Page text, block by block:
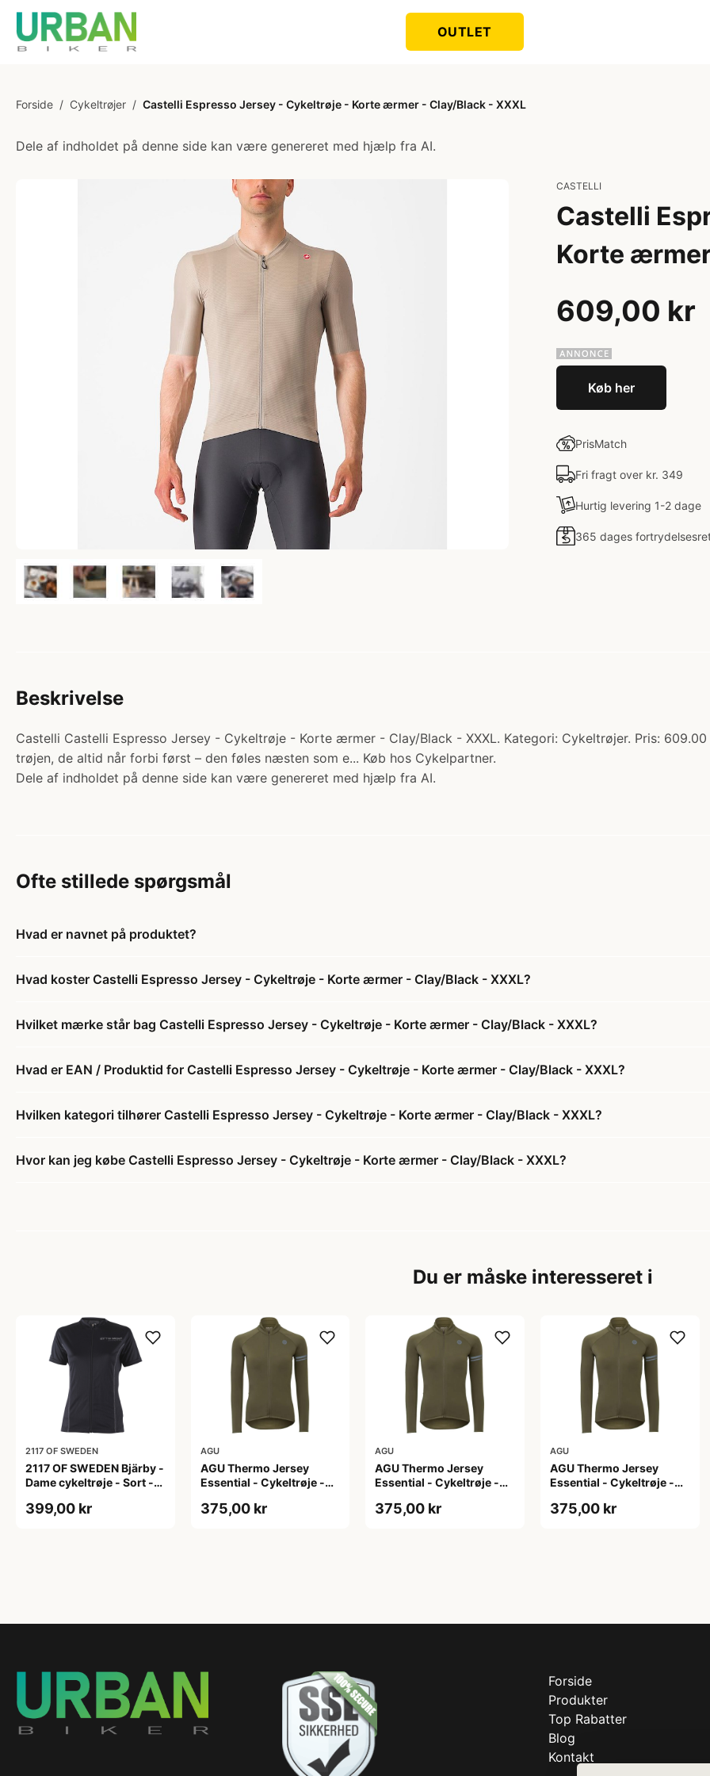
OUTLET
Forside / Cykeltrøjer / Castelli Espresso Jersey - Cykeltrøje - Korte ærmer - Clay/Black - XXXL
Dele af indholdet på denne side kan være genereret med hjælp fra AI.
CASTELLI
Castelli
Korte
609,00 kr
Køb her
PrisMatch
Fri fragt over kr. 349
Hurtig levering 1-2 dage
365 dages
Beskrivelse
Castelli Castelli Espresso Jersey - Cykeltrøje - Korte ærmer - Clay/Black - XXXL. Kategori: Cykeltrøjer. Pris:
trøjen, de altid når forbi først – den føles næsten som e... Køb hos Cykelpartner.
Dele af indholdet på denne side kan være genereret med hjælp fra AI.
Ofte stillede spørgsmål
Hvad er navnet på produktet?
Hvad koster Castelli Espresso Jersey - Cykeltrøje - Korte ærmer - Clay/Black - XXXL?
Hvilket mærke står bag Castelli Espresso Jersey - Cykeltrøje - Korte ærmer - Clay/Black - XXXL?
Hvad er EAN / Produktid for Castelli Espresso Jersey - Cykeltrøje - Korte ærmer - Clay/Black - XXXL?
Hvilken kategori tilhører Castelli Espresso Jersey - Cykeltrøje - Korte ærmer - Clay/Black - XXXL?
Hvor kan jeg købe Castelli Espresso Jersey - Cykeltrøje - Korte ærmer - Clay/Black - XXXL?
Du er måske interesseret i
2117 OF SWEDEN
2117 OF SWEDEN Bjärby -
Dame cykeltrøje - Sort -
399,00 kr
AGU
AGU Thermo Jersey
Essential - Cykeltrøje -
375,00 kr
AGU
AGU Thermo Jersey
Essential - Cykeltrøje -
M
375,00 kr
AGU
AGU Thermo Jersey
Essential - Cykeltrøje -
375,00 kr
Forside
Produkter
Top Rabatter
Blog
Kontakt